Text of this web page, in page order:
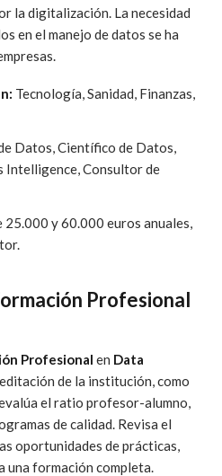
la digitalización. La necesidad
en el manejo de datos se ha
Tecnología, Sanidad, Finanzas,
Datos, Científico de Datos,
Intelligence, Consultor de
25.000 y 60.000 euros anuales,
Profesional
Profesional en Data
de la institución, como
el ratio profesor-alumno,
de calidad. Revisa el
oportunidades de prácticas,
una formación completa.